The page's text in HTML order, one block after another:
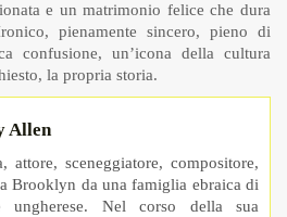
e un matrimonio felice che dura
pienamente sincero, pieno di
confusione, un’icona della cultura
la propria storia.
Allen
attore, sceneggiatore, compositore,
Brooklyn da una famiglia ebraica di
ungherese. Nel corso della sua